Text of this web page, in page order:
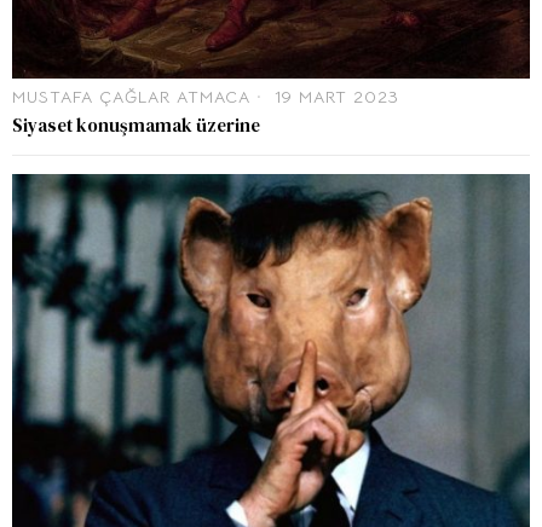
MUSTAFA ÇAĞLAR ATMACA 19 MART 2023
Siyaset konuşmamak üzerine